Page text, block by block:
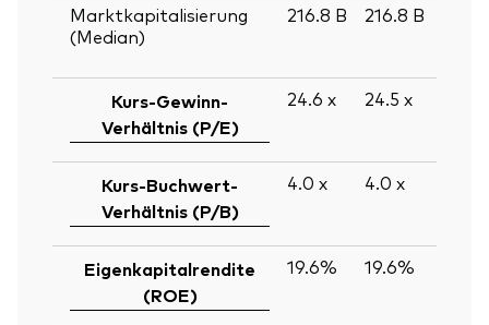
Marktkapitalisierung
(Median)
216.8 B 216.8 B
Kurs-Gewinn-
Verhältnis (P/E)
24.6 x 24.5 x
Kurs-Buchwert-
Verhältnis (P/B)
4.0 x 4.0 x
Eigenkapitalrendite
(ROE)
19.6% 19.6%